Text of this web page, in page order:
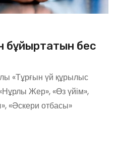
бұйыртатын бес
«Тұрғын үй құрылыс
Жер», «Өз үйім»,
«Әскери отбасы»